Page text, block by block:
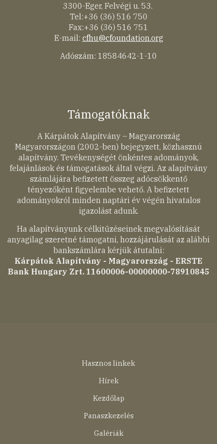
3300-Eger, Felvégi u. 53.
Tel:+36 (36) 516 750
Fax:+36 (36) 516 751
E-mail: cfhu@cfoundation.org
Adószám: 18584642-1-10
Támogatóknak
A Kárpátok Alapítvány – Magyarország
Magyarországon (2002-ben) bejegyzett, közhasznú
alapítvány. Tevékenységét önkéntes adományok,
felajánlások és támogatások által végzi. Az alapítvány
számlájára befizetett összeg adócsökkentő
tényezőként figyelembe vehető. A befizetett
adományokról minden naptári év végén hivatalos
igazolást adunk.
Ha alapítványunk célkitűzéseinek megvalósítását
anyagilag szeretné támogatni, hozzájárulását az alábbi
bankszámlára kérjük átutalni:
Kárpátok Alapítvány - Magyarország - ERSTE
Bank Hungary Zrt. 11600006-00000000-78910845
Hasznos linkek
Hírek
Kezdőlap
Panaszkezelés
Galériák